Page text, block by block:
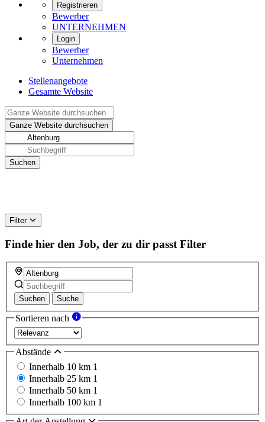
Registrieren
Bewerber
UNTERNEHMEN
Login
Bewerber
Unternehmen
Stellenangebote
Gesamte Website
Filter
Finde hier den Job, der zu dir passt Filter
Suchen Suche
Sortieren nach
Abstände
Innerhalb 10 km 1
Innerhalb 25 km 1
Innerhalb 50 km 1
Innerhalb 100 km 1